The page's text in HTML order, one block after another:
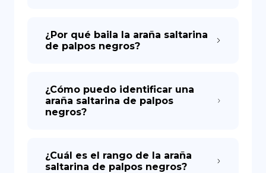
¿Por qué baila la araña saltarina
de palpos negros?
¿Cómo puedo identificar una
araña saltarina de palpos
negros?
¿Cuál es el rango de la araña
saltarina de palpos negros?